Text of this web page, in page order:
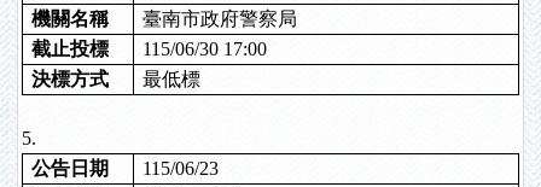
機關名稱
臺南市政府警察局
截止投標
115/06/30 17:00
決標方式
最低標
5.
公告日期
115/06/23